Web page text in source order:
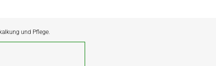
und Pflege.